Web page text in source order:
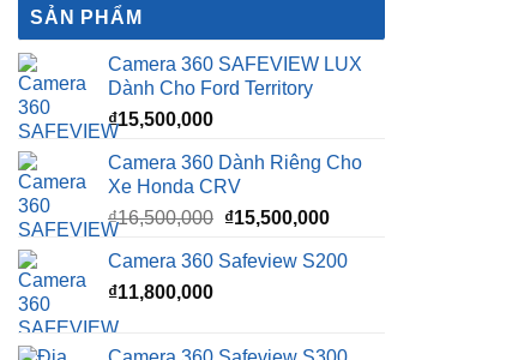
SẢN PHẨM
Camera 360 SAFEVIEW LUX
Dành Cho Ford Territory
₫15,500,000
Camera 360 Dành Riêng Cho
Xe Honda CRV
₫16,500,000 Giá
là:
₫15,500,000Giá
tại
Camera 360 Safeview S200
₫11,800,000